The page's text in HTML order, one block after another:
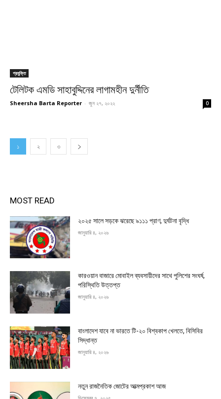
প্রযুক্তি
টেলিটক এমডি সাহাবুদ্দিনের লাগামহীন দুর্নীতি
Sheersha Barta Reporter - জুন ২৭, ২০২২ 0
১ ২ ৩
MOST READ
২০২৫ সালে সড়কে ঝরেছে ৯১১১ প্রাণ, দুর্ঘটনা বৃদ্ধি
জানুয়ারি ৪, ২০২৬
কারওয়ান বাজারে মোবাইল ব্যবসায়ীদের সাথে পুলিশের সংঘর্ষ,
পরিস্থিতি উত্তপ্ত
জানুয়ারি ৪, ২০২৬
বাংলাদেশ যাবে না ভারতে টি-২০ বিশ্বকাপ খেলতে, বিসিবির
সিদ্ধান্ত
জানুয়ারি ৪, ২০২৬
নতুন রাজনৈতিক জোটের আত্মপ্রকাশ আজ